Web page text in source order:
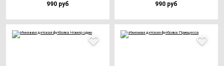
990 руб 990 руб